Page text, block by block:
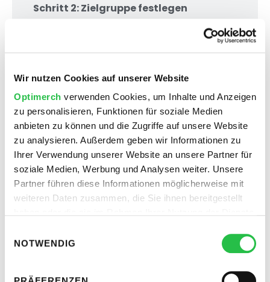
Wir nutzen Cookies auf unserer Website
Optimerch verwenden Cookies, um Inhalte und Anzeigen
zu personalisieren, Funktionen für soziale Medien
anbieten zu können und die Zugriffe auf unsere Website
zu analysieren. Außerdem geben wir Informationen zu
Ihrer Verwendung unserer Website an unsere Partner für
soziale Medien, Werbung und Analysen weiter. Unsere
Partner führen diese Informationen möglicherweise mit
weiteren Daten zusammen, die Sie ihnen bereitgestellt
NOTWENDIG
Schritt 2: Zielgruppe festlegen
Schritt 3: Anzeigenplatzierung wählen
Schritt 4: Budget und Zeitplan
festlegen
Schritt 5: Anzeige gestalten
Schritt 6: Erfolg messen und optimieren
Facebook?
Die Kosten, um auf Facebook Werbung zu schalten,